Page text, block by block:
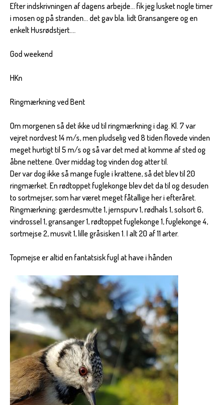
Efter indskrivningen af dagens arbejde... fik jeg lusket nogle timer
i mosen og på stranden... det gav bla. lidt Gransangere og en
enkelt Husrødstjert....
God weekend
HKn
Ringmærkning ved Bent
Om morgenen så det ikke ud til ringmærkning i dag. Kl. 7 var
vejret nordvest 14 m/s, men pludselig ved 8 tiden flovede vinden
meget hurtigt til 5 m/s og så var det med at komme af sted og
åbne nettene. Over middag tog vinden dog atter til.
Der var dog ikke så mange fugle i krattene, så det blev til 20
ringmærket. En rødtoppet fuglekonge blev det da til og desuden
to sortmejser, som har været meget fåtallige her i efteråret.
Ringmærkning: gærdesmutte 1, jernspurv 1, rødhals 1, solsort 6,
vindrossel 1, gransanger 1, rødtoppet fuglekonge 1, fuglekonge 4,
sortmejse 2, musvit 1, lille gråsisken 1. I alt 20 af 11 arter.
Topmejse er altid en fantatsisk fugl at have i hånden